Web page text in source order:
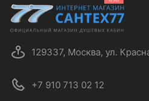
129337, Москва, ул.
+7 910 713 02 12